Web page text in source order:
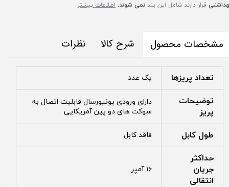
قرار دارند شامل این بند نمی شوند. اطلاعات بیشتر
مشخصات محصول شرح کالا نظرات
تعداد پریزها یک عدد
توضیحات
پریز
دارای ورودی یونیورسال قابلیت اتصال به
سوکت های دو پین آمریکایی
طول کابل فاقد کابل
حداکثر
جریان
انتقالی
۱۶ آمپر